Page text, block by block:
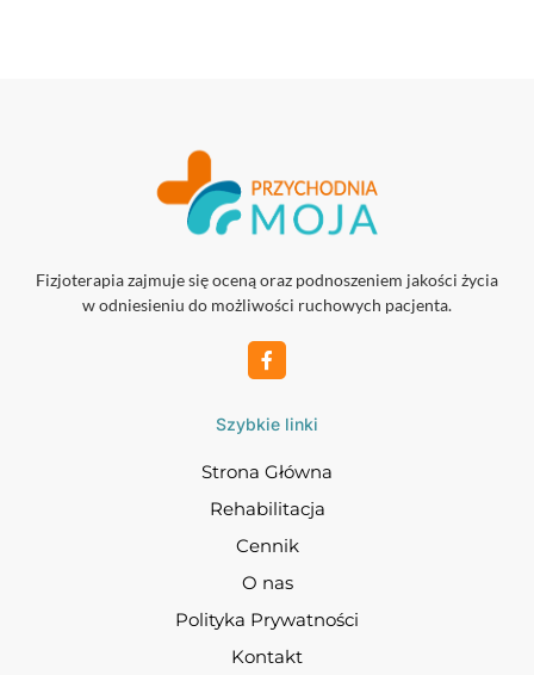
Fizjoterapia zajmuje się oceną oraz podnoszeniem jakości życia
w odniesieniu do możliwości ruchowych pacjenta.
Szybkie linki
Strona Główna
Rehabilitacja
Cennik
O nas
Polityka Prywatności
Kontakt